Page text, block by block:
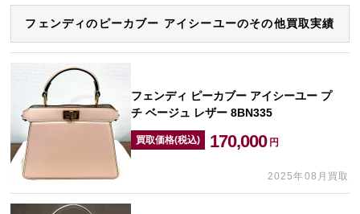
フェンディのピーカブー アイシーユーのその他買取実績
フェンディ ピーカブー アイシーユー プ
チ ベージュ レザー 8BN335
買取価格(税込) 170,000 円
2025年08月買取